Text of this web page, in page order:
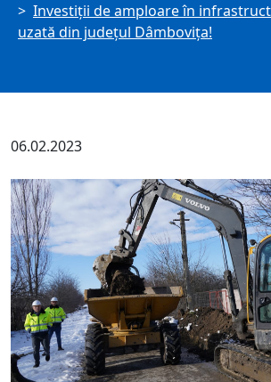
Investiții de amploare în
uzată din județul Dâmbovița!
06.02.2023